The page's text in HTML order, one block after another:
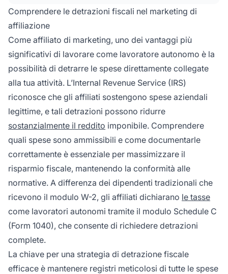
dichiarando strategicamente queste detrazioni,
puoi ridurre significativamente il reddito
imponibile e risparmiare migliaia di euro ogni
anno.
Comprendere le detrazioni fiscali nel marketing di
affiliazione
Come affiliato di marketing, uno dei vantaggi più
significativi di lavorare come lavoratore autonomo è la
possibilità di detrarre le spese direttamente collegate
alla tua attività. L’Internal Revenue Service (IRS)
riconosce che gli affiliati sostengono spese aziendali
legittime, e tali detrazioni possono ridurre
sostanzialmente il reddito imponibile. Comprendere
quali spese sono ammissibili e come documentarle
correttamente è essenziale per massimizzare il
risparmio fiscale, mantenendo la conformità alle
normative. A differenza dei dipendenti tradizionali che
ricevono il modulo W-2, gli affiliati dichiarano le tasse
come lavoratori autonomi tramite il modulo Schedule C
(Form 1040), che consente di richiedere detrazioni
complete.
La chiave per una strategia di detrazione fiscale
efficace è mantenere registri meticolosi di tutte le spese